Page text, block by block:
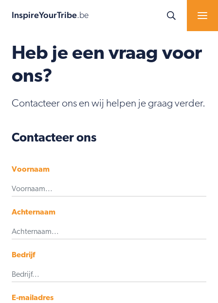
InspireYourTribe.be
Heb je een vraag voor
ons?
Contacteer ons en wij helpen je graag verder.
Contacteer ons
Voornaam
Achternaam
Bedrijf
E-mailadres